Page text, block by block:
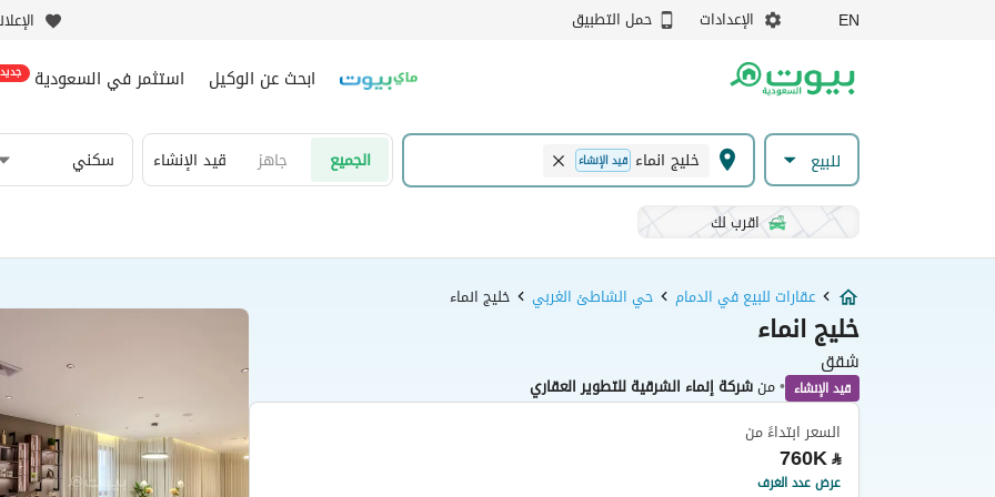
EN الإعدادات حمل التطبيق
ابحث عن الوكيل استثمر في السعودية جديد
للبيع خليج انماء قيد الإنشاء الجميع جاهز قيد الإنشاء سكني
اقرب لك
عقارات للبيع في الدمام حي الشاطئ الغربي خليج انماء
خليج انماء
شقق
قيد الإنشاء •منشركة إنماء الشرقية للتطوير العقاري
السعر ابتداءً من
⃁
760K
عرض عدد الغرف